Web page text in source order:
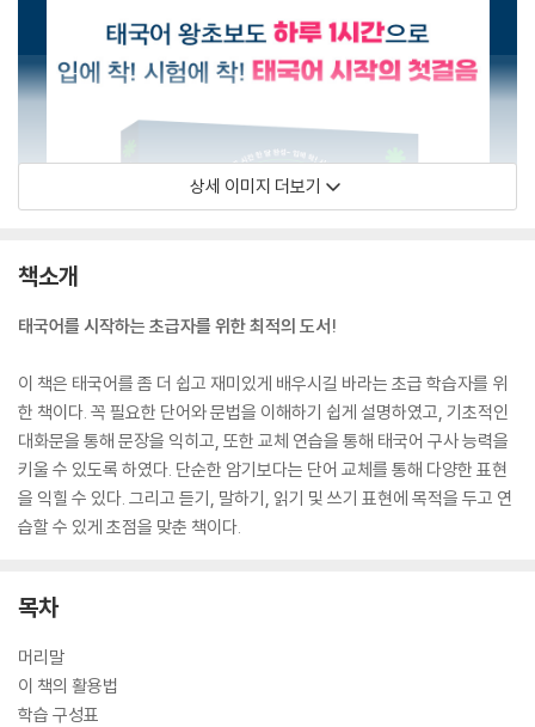
상세 이미지 더보기
책소개
태국어를 시작하는 초급자를 위한 최적의 도서!
이 책은 태국어를 좀 더 쉽고 재미있게 배우시길 바라는 초급 학습자를 위
한 책이다. 꼭 필요한 단어와 문법을 이해하기 쉽게 설명하였고, 기초적인
대화문을 통해 문장을 익히고, 또한 교체 연습을 통해 태국어 구사 능력을
키울 수 있도록 하였다. 단순한 암기보다는 단어 교체를 통해 다양한 표현
을 익힐 수 있다. 그리고 듣기, 말하기, 읽기 및 쓰기 표현에 목적을 두고 연
습할 수 있게 초점을 맞춘 책이다.
목차
머리말
이 책의 활용법
학습 구성표